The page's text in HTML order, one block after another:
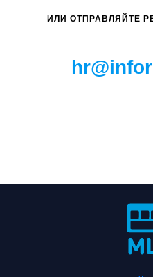
ИЛИ ОТПРАВЛЯЙТЕ